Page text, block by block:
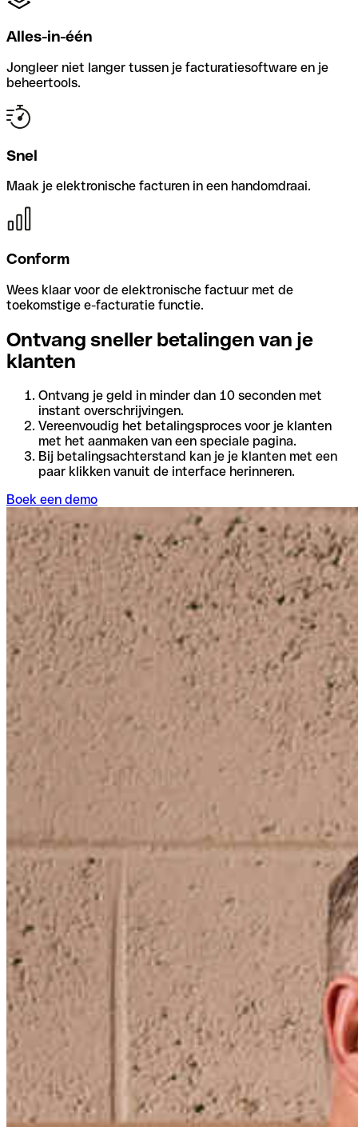
Alles-in-één
Jongleer niet langer tussen je facturatiesoftware en je
beheertools.
Snel
Maak je elektronische facturen in een handomdraai.
Conform
Wees klaar voor de elektronische factuur met de
toekomstige e-facturatie functie.
Ontvang sneller betalingen van je
klanten
Ontvang je geld in minder dan 10 seconden met
instant overschrijvingen.
Vereenvoudig het betalingsproces voor je klanten
met het aanmaken van een speciale pagina.
Bij betalingsachterstand kan je je klanten met een
paar klikken vanuit de interface herinneren.
Boek een demo